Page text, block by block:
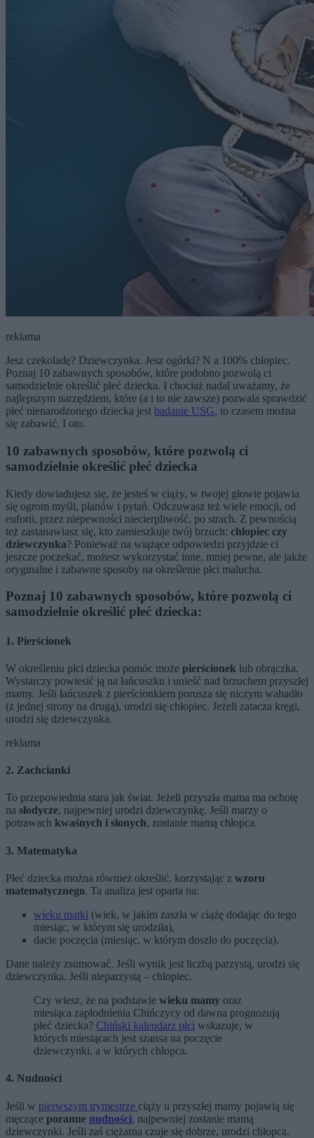
reklama
Jesz czekoladę? Dziewczynka. Jesz ogórki? N a 100% chłopiec.
Poznaj 10 zabawnych sposobów, które podobno pozwolą ci
samodzielnie określić płeć dziecka. I chociaż nadal uważamy, że
najlepszym narzędziem, które (a i to nie zawsze) pozwala sprawdzić
płeć nienarodzonego dziecka jest badanie USG, to czasem można
się zabawić. I oto.
10 zabawnych sposobów, które pozwolą ci
samodzielnie określić płeć dziecka
Kiedy dowiadujesz się, że jesteś w ciąży, w twojej głowie pojawia
się ogrom myśli, planów i pytań. Odczuwasz też wiele emocji, od
euforii, przez niepewności niecierpliwość, po strach. Z pewnością
też zastanawiasz się, kto zamieszkuje twój brzuch: chłopiec czy
dziewczynka? Ponieważ na wiążące odpowiedzi przyjdzie ci
jeszcze poczekać, możesz wykorzystać inne, mniej pewne, ale jakże
oryginalne i zabawne sposoby na określenie płci malucha.
Poznaj 10 zabawnych sposobów, które pozwolą ci
samodzielnie określić płeć dziecka:
1. Pierścionek
W określeniu płci dziecka pomóc może pierścionek lub obrączka.
Wystarczy powiesić ją na łańcuszku i unieść nad brzuchem przyszłej
mamy. Jeśli łańcuszek z pierścionkiem porusza się niczym wahadło
(z jednej strony na drugą), urodzi się chłopiec. Jeżeli zatacza kręgi,
urodzi się dziewczynka.
reklama
2. Zachcianki
To przepowiednia stara jak świat. Jeżeli przyszła mama ma ochotę
na słodycze, najpewniej urodzi dziewczynkę. Jeśli marzy o
potrawach kwaśnych i słonych, zostanie mamą chłopca.
3. Matematyka
Płeć dziecka można również określić, korzystając z wzoru
matematycznego. Ta analiza jest oparta na:
wieku matki (wiek, w jakim zaszła w ciążę dodając do tego
miesiąc, w którym się urodziła),
dacie poczęcia (miesiąc, w którym doszło do poczęcia).
Dane należy zsumować. Jeśli wynik jest liczbą parzystą, urodzi się
dziewczynka. Jeśli nieparzystą – chłopiec.
Czy wiesz, że na podstawie wieku mamy oraz
miesiąca zapłodnienia Chińczycy od dawna prognozują
płeć dziecka? Chiński kalendarz płci wskazuje, w
których miesiącach jest szansa na poczęcie
dziewczynki, a w których chłopca.
4. Nudności
Jeśli w pierwszym trymestrze ciąży u przyszłej mamy pojawią się
męczące poranne nudności, najpewniej zostanie mamą
dziewczynki. Jeśli zaś ciężarna czuje się dobrze, urodzi chłopca.